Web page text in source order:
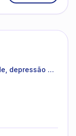
depressão e